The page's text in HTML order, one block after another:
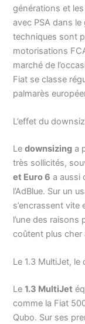
générations et
avec PSA dans
techniques sont
motorisations
marché de
Fiat se classe
palmarès
L’effet du
Ledownsizing a
très sollicités,
et Euro 6 a aussi
l’AdBlue. Sur un
s’encrassent vite
l’une des raisons
coûtent plus cher
Le 1.3 MultiJet,
Le1.3 MultiJet
comme la Fiat
Qubo. Sur ses